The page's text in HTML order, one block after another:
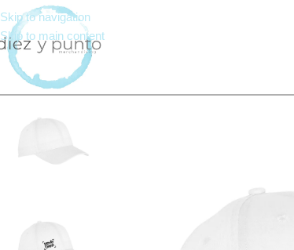
Skip to navigation
Skip to main content